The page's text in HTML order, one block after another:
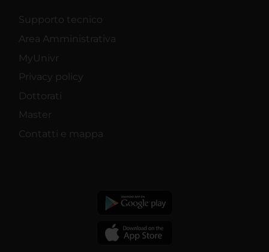
Supporto tecnico
Area Amministrativa
MyUnivr
Privacy policy
Dottorati
Master
Contatti e mappa